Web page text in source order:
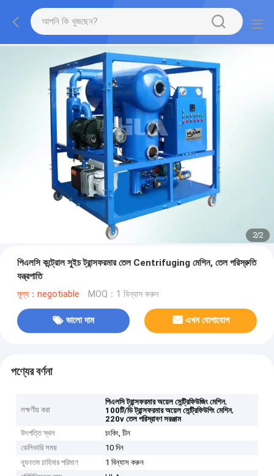
2/2
পিএলসি কন্ট্রোল সুইচ ট্রান্সফরমার তেল Centrifuging মেশিন, তেল পরিস্রুতি
যন্ত্রপাতি
মূল্য：negotiable MOQ：1 বিন্যাস করুন
ভালো দাম এখন যোগাযোগ
পণ্যের বর্ণনা
লক্ষণীয় করা
পিএলসি ট্রান্সফরমার অয়েল সেন্ট্রিফিউজিং মেশিন,
100টি/ডি ট্রান্সফরমার অয়েল সেন্ট্রিফিউগিং মেশিন,
220v তেল পরিস্রাবণ সরঞ্জাম
উৎপত্তি স্থল
চংকিং, চীন
ডেলিভারি সময়
10 দিন
ন্যূনতম চাহিদার পরিমাণ
1 বিন্যাস করুন